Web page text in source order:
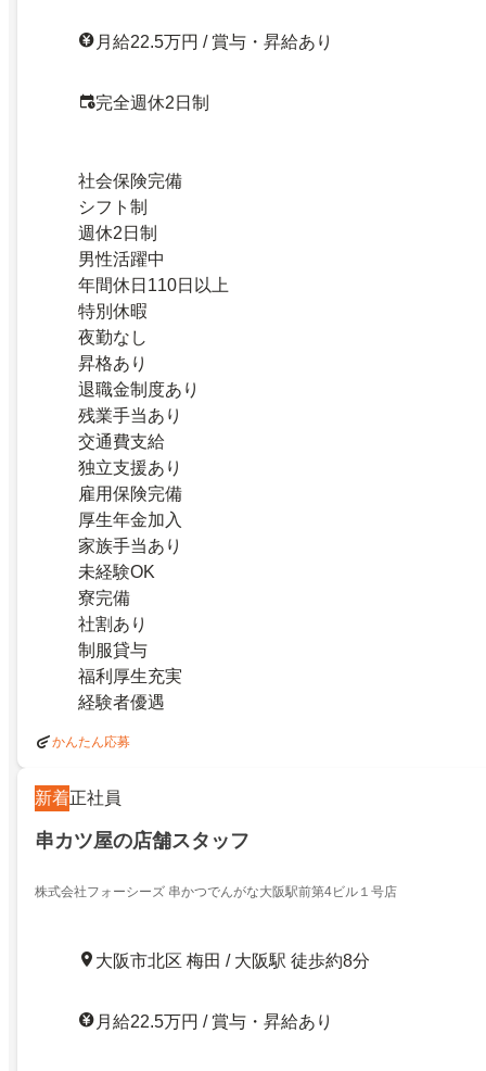
月給22.5万円 / 賞与・昇給あり
完全週休2日制
社会保険完備
シフト制
週休2日制
男性活躍中
年間休日110日以上
特別休暇
夜勤なし
昇格あり
退職金制度あり
残業手当あり
交通費支給
独立支援あり
雇用保険完備
厚生年金加入
家族手当あり
未経験OK
寮完備
社割あり
制服貸与
福利厚生充実
経験者優遇
かんたん応募
新着正社員
串カツ屋の店舗スタッフ
株式会社フォーシーズ 串かつでんがな大阪駅前第4ビル１号店
大阪市北区 梅田 / 大阪駅 徒歩約8分
月給22.5万円 / 賞与・昇給あり